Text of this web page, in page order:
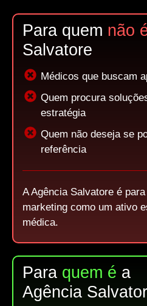
Para quem não
Salvatore
Médicos que buscam
Quem procura
estratégia
Quem não deseja se
referência
A Agência Salvatore é
marketing como um ativo
médica.
Para quem é a
Agência